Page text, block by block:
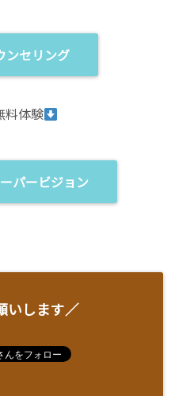
ンセリング
料体験
パービジョン
いします／